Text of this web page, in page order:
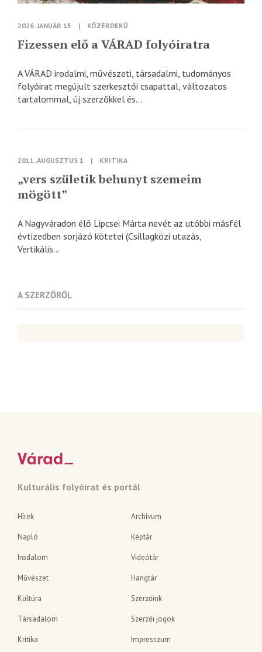
2026. JANUÁR 15 | KÖZÉRDEKŰ
Fizessen elő a VÁRAD folyóiratra
A VÁRAD irodalmi, művészeti, társadalmi, tudományos
folyóirat megújult szerkesztői csapattal, változatos
tartalommal, új szerzőkkel és...
2011. AUGUSZTUS 1 | KRITIKA
„vers születik behunyt szemeim
mögött”
A Nagyváradon élő Lipcsei Márta nevét az utóbbi másfél
évtizedben sorjázó kötetei (Csillagközi utazás,
Vertikális...
A SZERZŐRŐL
Kulturális folyóirat és portál
Hírek
Napló
Irodalom
Művészet
Kultúra
Társadalom
Kritika
Archívum
Képtár
Videótár
Hangtár
Szerzőink
Szerzői jogok
Impresszum